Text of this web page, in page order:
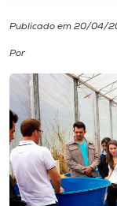
Cultura
CPA
Biblioteca
Editora
Publicado em 20/04/
Por